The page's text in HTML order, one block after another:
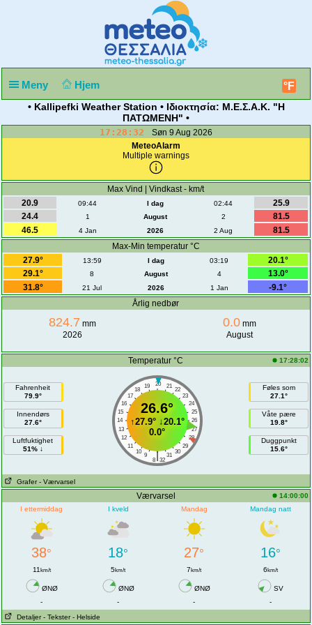
Meny Hjem °F
• Kallipefki Weather Station • Ιδιοκτησία: Μ.Ε.Σ.Α.Κ. "Η
ΠΑΤΩΜΕΝΗ" •
17:28:32
Søn 9 Aug 2026
MeteoAlarm
Multiple warnings
Max Vind | Vindkast - km/t
20.9
09:44 I dag 02:44
25.9
24.4
1 August 2
81.5
46.5
4 Jan 2026 2 Aug
81.5
Max-Min temperatur °C
27.9°
13:59 I dag 03:19
20.1°
29.1°
8 August 4
13.0°
31.8°
21 Jul 2026 1 Jan
-9.1°
Årlig nedbør
824.7 mm
2026
0.0mm
August
Temperatur °C 17:28:02
Fahrenheit
79.9°
Innendørs
27.6°
Luftfuktighet
51% ↓
20
19 21
18
22
17
23
16
24
15
25
14
26
13
27
12
28
11
29
10
30
9 31
|
8 32
26.6°
↑27.9°↓20.1°
0.0°
Føles som
27.1°
Våte pære
19.8°
Duggpunkt
15.6°
Grafer - Værvarsel
Værvarsel
14:00:00
I ettermiddag
I kveld Mandag Mandag natt
38° 18° 27° 16°
11 km/t 5km/t 7km/t 6km/t
ØNØ ØNØ ØNØ
SV
-
- -
-
Detaljer - Tekster - Helside